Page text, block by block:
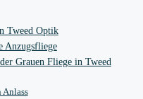
Tweed Optik
Anzugsfliege
Grauen Fliege in Tweed
Anlass